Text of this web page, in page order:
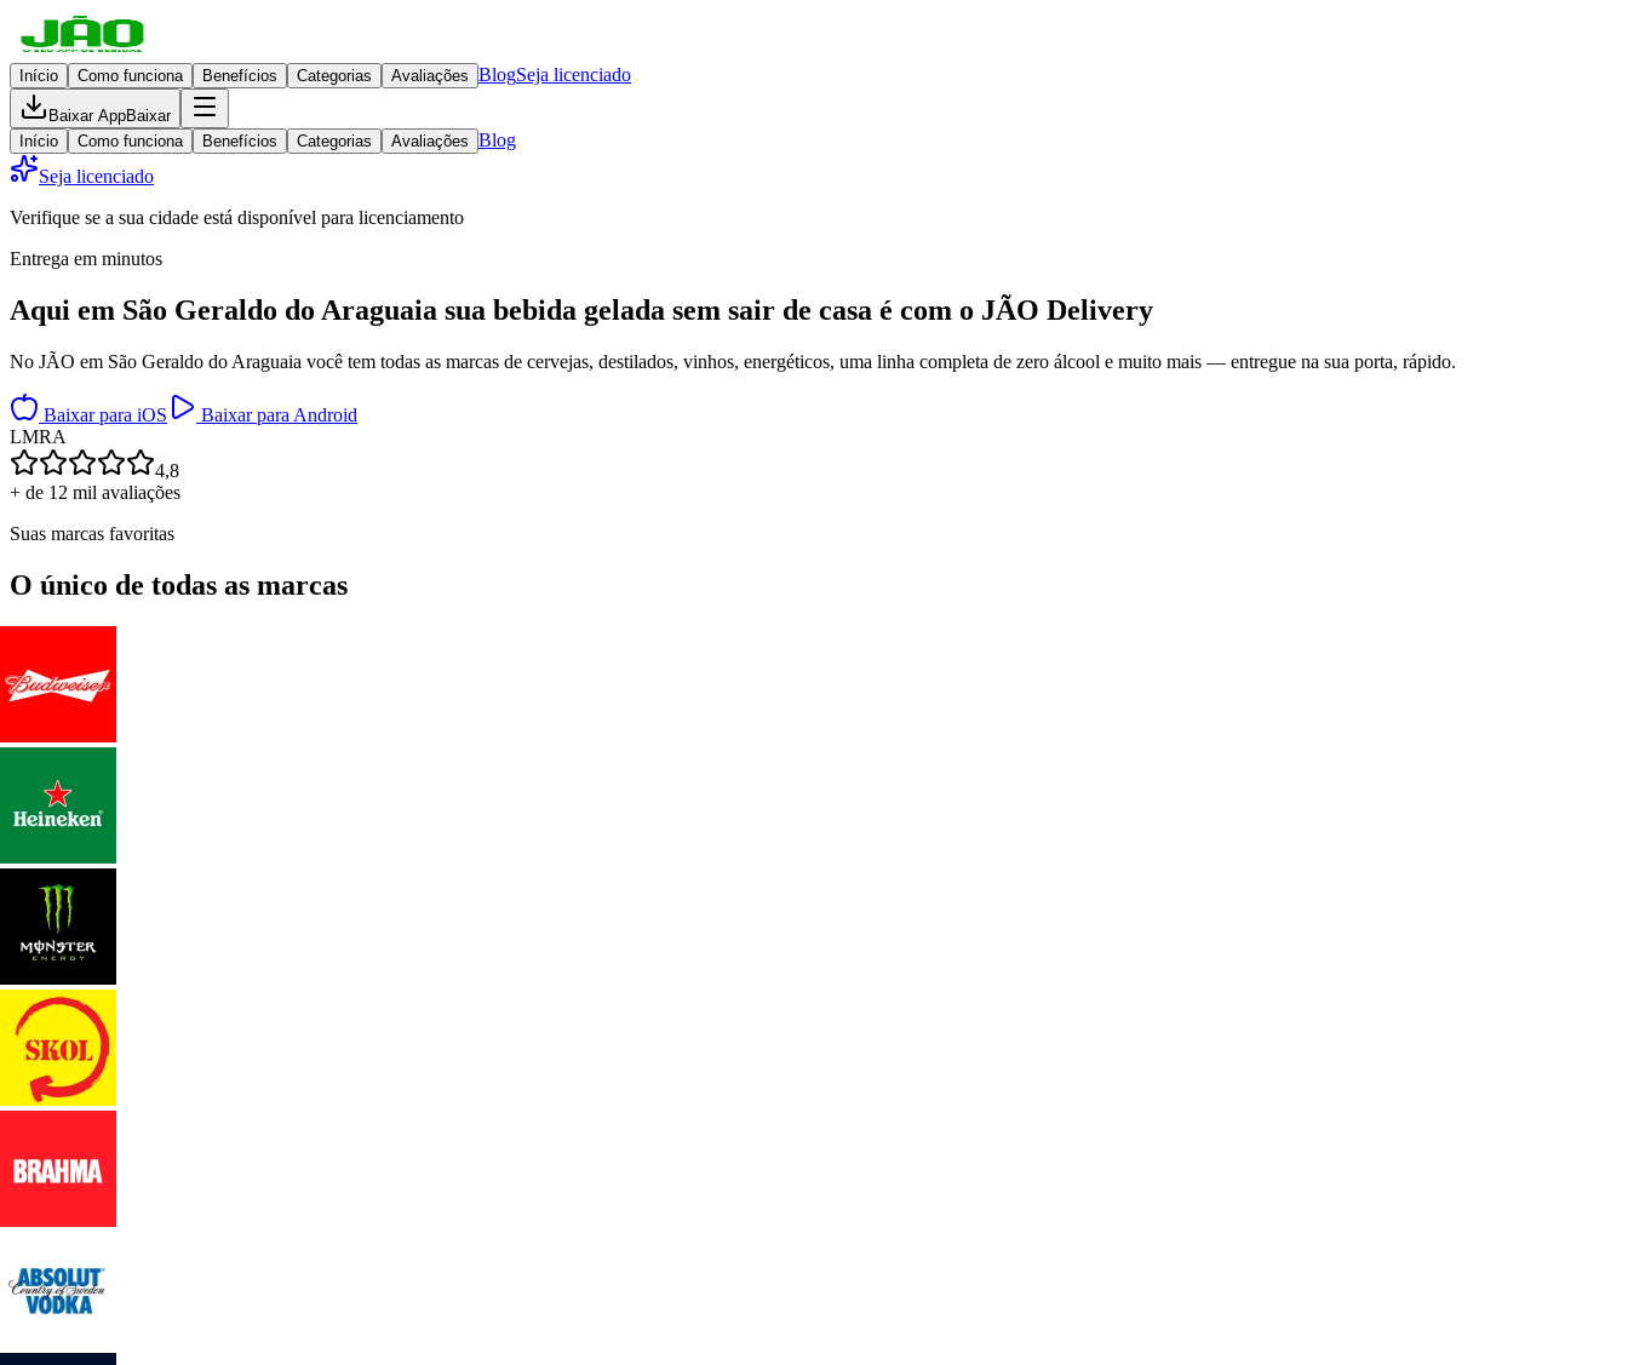
Início Como funciona Benefícios Categorias Avaliações BlogSeja licenciado
Baixar AppBaixar
Início
Como funciona Benefícios Categorias Avaliações Blog
Seja licenciado
Verifique se a sua cidade está disponível para licenciamento
Entrega em minutos
Aqui em São Geraldo do Araguaia sua bebida gelada sem sair de casa é com o JÃO Delivery
No JÃO em São Geraldo do Araguaia você tem todas as marcas de cervejas, destilados, vinhos, energéticos, uma linha completa de zero álcool e muito mais — entregue na sua porta, rápido.
Baixar para iOS
Baixar para Android
LMRA
4,8
+ de 12 mil avaliações
Suas marcas favoritas
O único de todas as marcas